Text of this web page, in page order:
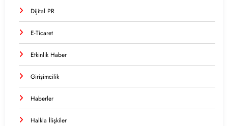
Dijital PR
E-Ticaret
Etkinlik Haber
Girişimcilik
Haberler
Halkla İlişkiler